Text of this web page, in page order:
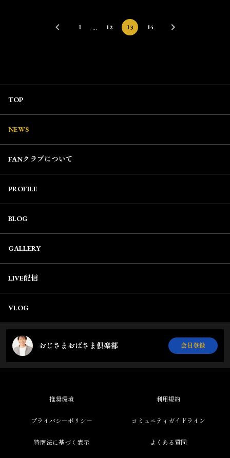
1 … 12 13 14
TOP
NEWS
FANクラブについて
PROFILE
BLOG
GALLERY
LIVE配信
VLOG
おじさまおばさま倶楽部 会員登録
推奨環境 利用規約
プライバシーポリシー コミュニティガイドライン
特商法に基づく表示 よくある質問